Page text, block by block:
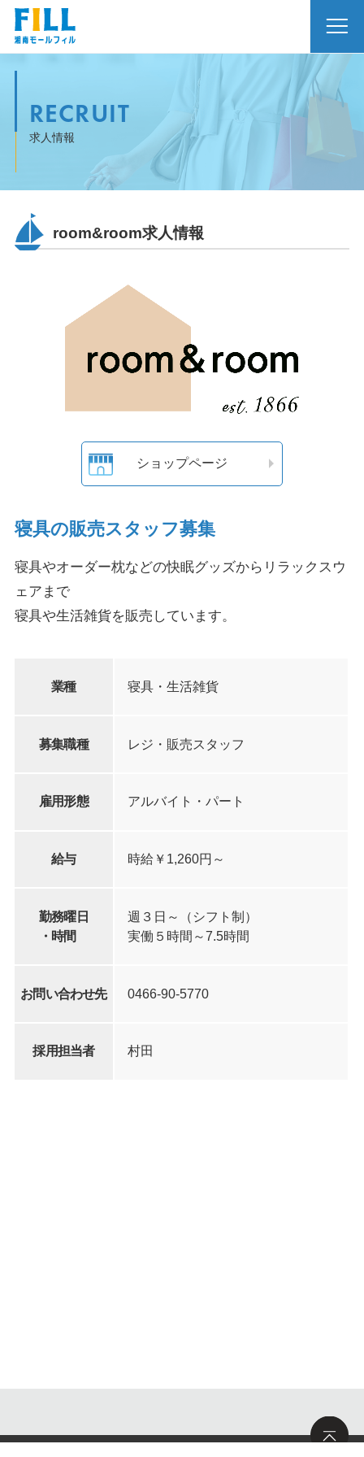
RECRUIT
求人情報
room&room求人情報
ショップページ
寝具の販売スタッフ募集
寝具やオーダー枕などの快眠グッズからリラックスウ
ェアまで
寝具や生活雑貨を販売しています。
業種 寝具・生活雑貨
募集職種 レジ・販売スタッフ
雇用形態 アルバイト・パート
給与 時給￥1,260円～
勤務曜日
・時間
週３日～（シフト制）
実働５時間～7.5時間
お問い合わせ先 0466-90-5770
採用担当者 村田